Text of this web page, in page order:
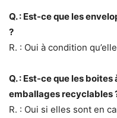
Q. : Est-ce que les
?
R. : Oui à condition
Q. : Est-ce que les
emballages recyclables
R. : Oui si elles sont en